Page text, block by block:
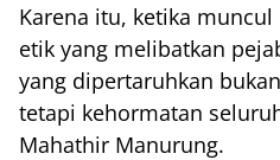
Karena itu, ketika
etik yang melibatkan
yang dipertaruhkan
tetapi kehormatan
Mahathir Manurung.